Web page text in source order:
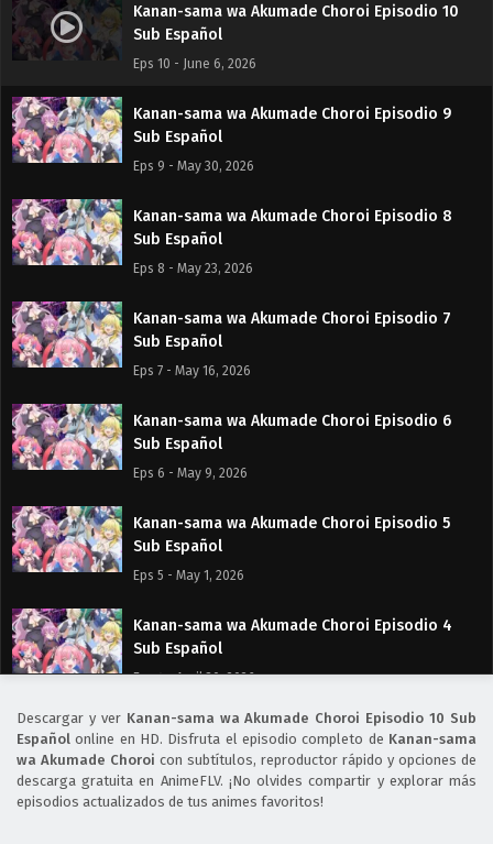
Kanan-sama wa Akumade Choroi Episodio 10
Sub Español
Eps 10 - June 6, 2026
Kanan-sama wa Akumade Choroi Episodio 9
Sub Español
Eps 9 - May 30, 2026
Kanan-sama wa Akumade Choroi Episodio 8
Sub Español
Eps 8 - May 23, 2026
Kanan-sama wa Akumade Choroi Episodio 7
Sub Español
Eps 7 - May 16, 2026
Kanan-sama wa Akumade Choroi Episodio 6
Sub Español
Eps 6 - May 9, 2026
Kanan-sama wa Akumade Choroi Episodio 5
Sub Español
Eps 5 - May 1, 2026
Kanan-sama wa Akumade Choroi Episodio 4
Sub Español
Eps 4 - April 30, 2026
Kanan-sama wa Akumade Choroi Episodio 3
Sub Español
Eps 3 - April 30, 2026
Descargar y ver Kanan-sama wa Akumade Choroi Episodio 10 Sub
Español online en HD. Disfruta el episodio completo de Kanan-sama
wa Akumade Choroi con subtítulos, reproductor rápido y opciones de
descarga gratuita en AnimeFLV. ¡No olvides compartir y explorar más
episodios actualizados de tus animes favoritos!